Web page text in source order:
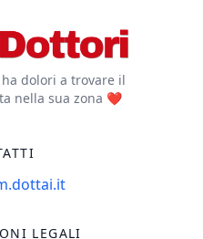
Beckenbodenschwäche,
Schmerzen im
Beckenbereich oder
beim Sex,
Problemen und
meinem sicheren,
dolori a trovare il
nella sua zona ❤️
LEGALI